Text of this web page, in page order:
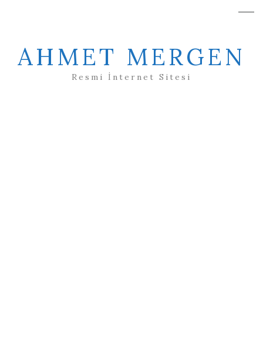
AHMET MERGEN
Resmi İnternet Sitesi